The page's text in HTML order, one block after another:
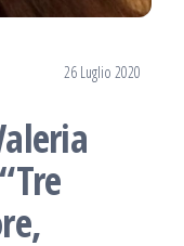
26 Luglio 2020